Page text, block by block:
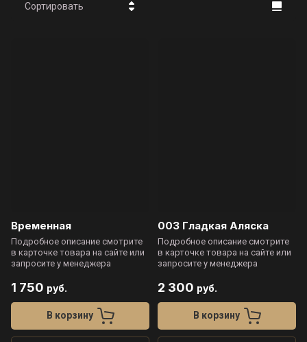
Сортировать
Временная
Подробное описание смотрите
в карточке товара на сайте или
запросите у менеджера
1 750 руб.
В корзину
003 Гладкая Аляска
Подробное описание смотрите
в карточке товара на сайте или
запросите у менеджера
2 300 руб.
В корзину